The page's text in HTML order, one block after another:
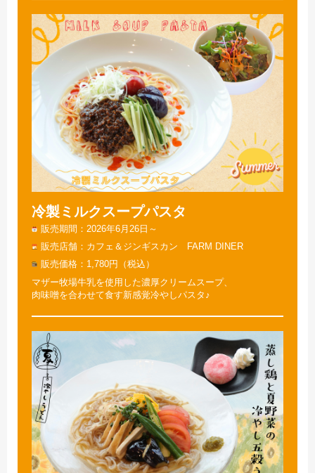
冷製ミルクスープパスタ
販売期間
2026年6月26日～
販売店舗
カフェ＆ジンギスカン FARM DINER
販売価格
1,780円（税込）
マザー牧場牛乳を使用した濃厚クリームスープ、
肉味噌を合わせて食す新感覚冷やしパスタ♪